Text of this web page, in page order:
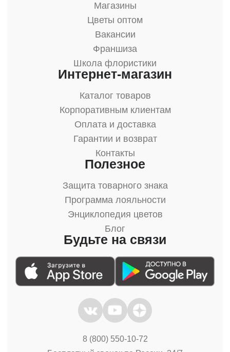
Магазины
Цветы оптом
Вакансии
Франшиза
Школа флористики
Интернет-магазин
Каталог товаров
Корпоративным клиентам
Оплата и доставка
Гарантии и возврат
Контакты
Полезное
Защита товарного знака
Программа лояльности
Энциклопедия цветов
Блог
Будьте на связи
8 (800) 550-10-72